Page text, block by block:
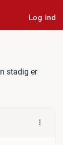
Log ind
i
stadig er